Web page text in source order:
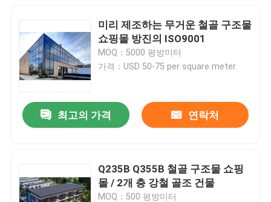
미리 제조하는 무거운 철골 구조물
쇼핑몰 방진의 ISO9001
MOQ：5000 평방미터
가격：USD 50-75 per square meter
최고의 가격 연락처
Q235B Q355B 철골 구조물 쇼핑
몰 / 2개 층 강철 골조 건물
MOQ：500 평방미터